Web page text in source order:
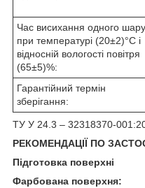
Час висихання одного шару
при температурі (20±2)°С і
відносній вологості повітря
(65±5)%:
Гарантійний термін
зберігання:
ТУ У 24.3 – 32318370-
РЕКОМЕНДАЦІЇ ПО
Підготовка поверхні
Фарбована поверхня: